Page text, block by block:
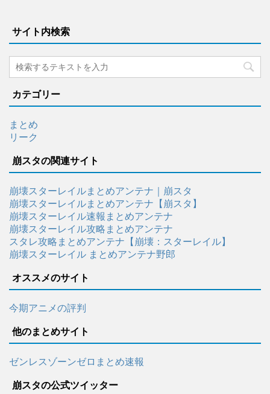
サイト内検索
カテゴリー
まとめ
リーク
崩スタの関連サイト
崩壊スターレイルまとめアンテナ｜崩スタ
崩壊スターレイルまとめアンテナ【崩スタ】
崩壊スターレイル速報まとめアンテナ
崩壊スターレイル攻略まとめアンテナ
スタレ攻略まとめアンテナ【崩壊：スターレイル】
崩壊スターレイル まとめアンテナ野郎
オススメのサイト
今期アニメの評判
他のまとめサイト
ゼンレスゾーンゼロまとめ速報
崩スタの公式ツイッター